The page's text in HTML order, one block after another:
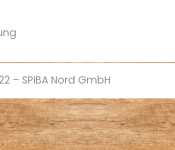
– SPIBA Nord GmbH